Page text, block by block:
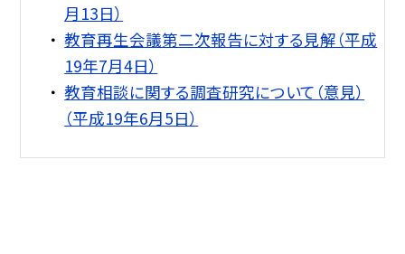
月13日）
教育再生会議第二次報告に対する見解（平成
19年7月4日）
教育相談に関する調査研究について（意見）
（平成19年6月5日）